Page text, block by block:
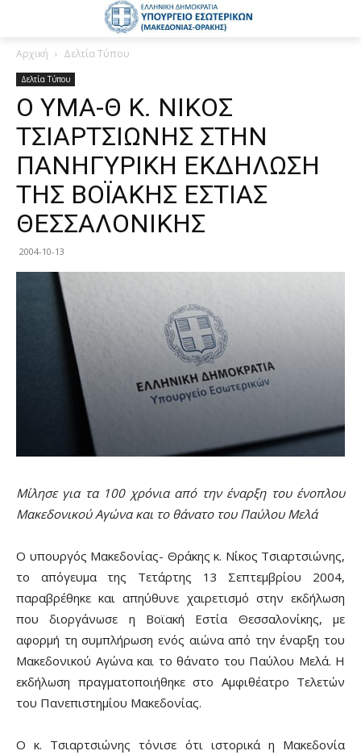
Αρχική Δελτία Τύπου
Δελτία Τύπου
Ο ΥΜΑ-Θ Κ. ΝΙΚΟΣ
ΤΣΙΑΡΤΣΙΩΝΗΣ ΣΤΗΝ
ΠΑΝΗΓΥΡΙΚΗ ΕΚΔΗΛΩΣΗ
ΤΗΣ ΒΟΪΑΚΗΣ ΕΣΤΙΑΣ
ΘΕΣΣΑΛΟΝΙΚΗΣ
2004-10-13
Μίλησε για τα 100 χρόνια από την έναρξη του ένοπλου
Μακεδονικού Αγώνα και το θάνατο του Παύλου Μελά
Ο υπουργός Μακεδονίας- Θράκης κ. Νίκος Τσιαρτσιώνης,
το απόγευμα της Τετάρτης 13 Σεπτεμβρίου 2004,
παραβρέθηκε και απηύθυνε χαιρετισμό στην εκδήλωση
που διοργάνωσε η Βοϊακή Εστία Θεσσαλονίκης, με
αφορμή τη συμπλήρωση ενός αιώνα από την έναρξη του
Μακεδονικού Αγώνα και το θάνατο του Παύλου Μελά. Η
εκδήλωση πραγματοποιήθηκε στο Αμφιθέατρο Τελετών
του Πανεπιστημίου Μακεδονίας.
Ο κ. Τσιαρτσιώνης τόνισε ότι ιστορικά η Μακεδονία